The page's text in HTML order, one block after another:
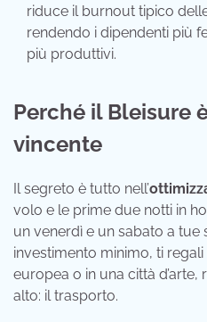
riduce il burnout tipico
rendendo i dipendenti più
più produttivi.
Perché il Bleisure
vincente
Il segreto è tutto nell’
volo e le prime due notti in
un venerdì e un sabato a tue
investimento minimo, ti
europea o in una città
alto: il trasporto.